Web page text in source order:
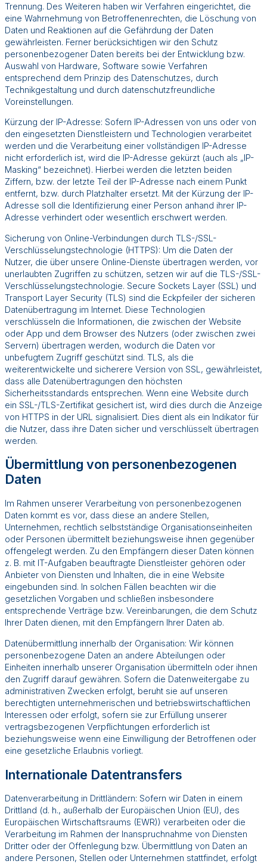
Trennung. Des Weiteren haben wir Verfahren eingerichtet, die
eine Wahrnehmung von Betroffenenrechten, die Löschung von
Daten und Reaktionen auf die Gefährdung der Daten
gewährleisten. Ferner berücksichtigen wir den Schutz
personenbezogener Daten bereits bei der Entwicklung bzw.
Auswahl von Hardware, Software sowie Verfahren
entsprechend dem Prinzip des Datenschutzes, durch
Technikgestaltung und durch datenschutzfreundliche
Voreinstellungen.
Kürzung der IP-Adresse: Sofern IP-Adressen von uns oder von
den eingesetzten Dienstleistern und Technologien verarbeitet
werden und die Verarbeitung einer vollständigen IP-Adresse
nicht erforderlich ist, wird die IP-Adresse gekürzt (auch als „IP-
Masking“ bezeichnet). Hierbei werden die letzten beiden
Ziffern, bzw. der letzte Teil der IP-Adresse nach einem Punkt
entfernt, bzw. durch Platzhalter ersetzt. Mit der Kürzung der IP-
Adresse soll die Identifizierung einer Person anhand ihrer IP-
Adresse verhindert oder wesentlich erschwert werden.
Sicherung von Online-Verbindungen durch TLS-/SSL-
Verschlüsselungstechnologie (HTTPS): Um die Daten der
Nutzer, die über unsere Online-Dienste übertragen werden, vor
unerlaubten Zugriffen zu schützen, setzen wir auf die TLS-/SSL-
Verschlüsselungstechnologie. Secure Sockets Layer (SSL) und
Transport Layer Security (TLS) sind die Eckpfeiler der sicheren
Datenübertragung im Internet. Diese Technologien
verschlüsseln die Informationen, die zwischen der Website
oder App und dem Browser des Nutzers (oder zwischen zwei
Servern) übertragen werden, wodurch die Daten vor
unbefugtem Zugriff geschützt sind. TLS, als die
weiterentwickelte und sicherere Version von SSL, gewährleistet,
dass alle Datenübertragungen den höchsten
Sicherheitsstandards entsprechen. Wenn eine Website durch
ein SSL-/TLS-Zertifikat gesichert ist, wird dies durch die Anzeige
von HTTPS in der URL signalisiert. Dies dient als ein Indikator für
die Nutzer, dass ihre Daten sicher und verschlüsselt übertragen
werden.
Übermittlung von personenbezogenen
Daten
Im Rahmen unserer Verarbeitung von personenbezogenen
Daten kommt es vor, dass diese an andere Stellen,
Unternehmen, rechtlich selbstständige Organisationseinheiten
oder Personen übermittelt beziehungsweise ihnen gegenüber
offengelegt werden. Zu den Empfängern dieser Daten können
z. B. mit IT-Aufgaben beauftragte Dienstleister gehören oder
Anbieter von Diensten und Inhalten, die in eine Website
eingebunden sind. In solchen Fällen beachten wir die
gesetzlichen Vorgaben und schließen insbesondere
entsprechende Verträge bzw. Vereinbarungen, die dem Schutz
Ihrer Daten dienen, mit den Empfängern Ihrer Daten ab.
Datenübermittlung innerhalb der Organisation: Wir können
personenbezogene Daten an andere Abteilungen oder
Einheiten innerhalb unserer Organisation übermitteln oder ihnen
den Zugriff darauf gewähren. Sofern die Datenweitergabe zu
administrativen Zwecken erfolgt, beruht sie auf unseren
berechtigten unternehmerischen und betriebswirtschaftlichen
Interessen oder erfolgt, sofern sie zur Erfüllung unserer
vertragsbezogenen Verpflichtungen erforderlich ist
beziehungsweise wenn eine Einwilligung der Betroffenen oder
eine gesetzliche Erlaubnis vorliegt.
Internationale Datentransfers
Datenverarbeitung in Drittländern: Sofern wir Daten in einem
Drittland (d. h., außerhalb der Europäischen Union (EU), des
Europäischen Wirtschaftsraums (EWR)) verarbeiten oder die
Verarbeitung im Rahmen der Inanspruchnahme von Diensten
Dritter oder der Offenlegung bzw. Übermittlung von Daten an
andere Personen, Stellen oder Unternehmen stattfindet, erfolgt